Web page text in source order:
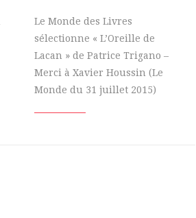
Le Monde des Livres
sélectionne « L’Oreille de
Lacan » de Patrice Trigano –
Merci à Xavier Houssin (Le
Monde du 31 juillet 2015)